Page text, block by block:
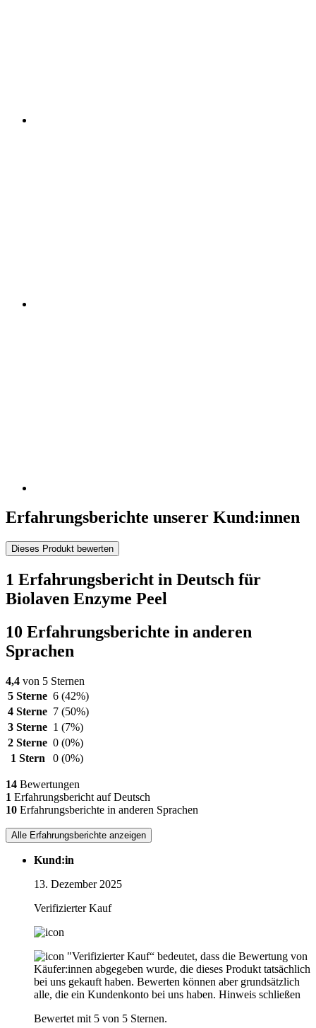
Erfahrungsberichte unserer Kund:innen
Dieses Produkt bewerten
1 Erfahrungsbericht in Deutsch für
Biolaven Enzyme Peel
10 Erfahrungsberichte in anderen
Sprachen
4,4 von 5 Sternen
5 Sterne 6 (42%)
4 Sterne 7 (50%)
3 Sterne 1 (7%)
2 Sterne 0 (0%)
1 Stern
0 (0%)
14 Bewertungen
1 Erfahrungsbericht auf Deutsch
10 Erfahrungsberichte in anderen Sprachen
Alle Erfahrungsberichte anzeigen
Kund:in
13. Dezember 2025
Verifizierter Kauf
"Verifizierter Kauf“ bedeutet, dass die Bewertung von
Käufer:innen abgegeben wurde, die dieses Produkt tatsächlich
bei uns gekauft haben. Bewerten können aber grundsätzlich
alle, die ein Kundenkonto bei uns haben. Hinweis schließen
Bewertet mit 5 von 5 Sternen.